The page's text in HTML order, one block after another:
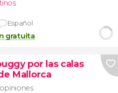
Español
gratuita
por las calas
Mallorca